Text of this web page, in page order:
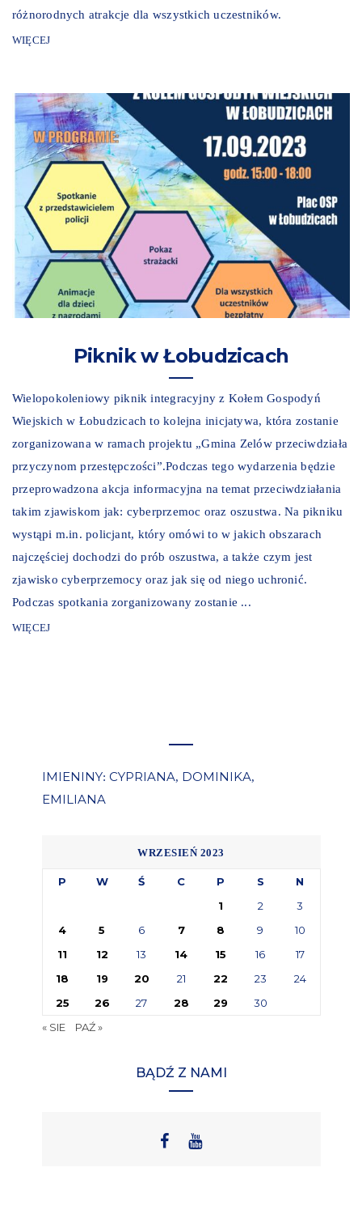
różnorodnych atrakcje dla wszystkich uczestników.
WIĘCEJ
Piknik w Łobudzicach
Wielopokoleniowy piknik integracyjny z Kołem Gospodyń
Wiejskich w Łobudzicach to kolejna inicjatywa, która zostanie
zorganizowana w ramach projektu „Gmina Zelów przeciwdziała
przyczynom przestępczości”.Podczas tego wydarzenia będzie
przeprowadzona akcja informacyjna na temat przeciwdziałania
takim zjawiskom jak: cyberprzemoc oraz oszustwa. Na pikniku
wystąpi m.in. policjant, który omówi to w jakich obszarach
najczęściej dochodzi do prób oszustwa, a także czym jest
zjawisko cyberprzemocy oraz jak się od niego uchronić.
Podczas spotkania zorganizowany zostanie ...
WIĘCEJ
IMIENINY: CYPRIANA, DOMINIKA,
EMILIANA
WRZESIEŃ 2023
P W Ś C P S
N
1
2
3
4
5 6 7 8 9
10
11
12 13 14 15 16
17
18
19 20 21 22 23
24
25
26 27 28 29
30
« SIE
PAŹ »
BĄDŹ Z NAMI